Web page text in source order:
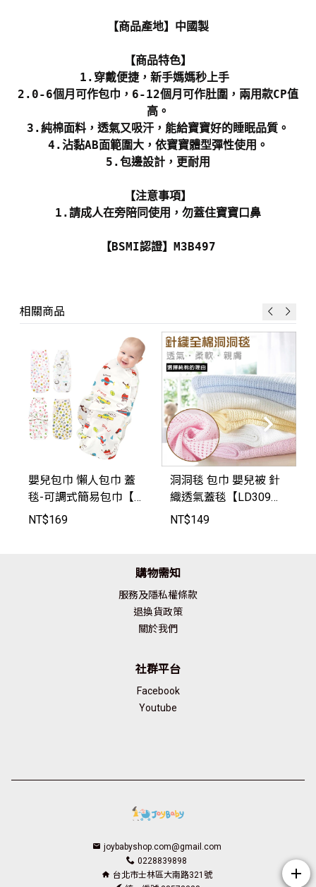
【商品產地】中國製
【商品特色】
1.穿戴便捷，新手媽媽秒上手
2.0-6個月可作包巾，6-12個月可作肚圍，兩用款CP值
高。
3.純棉面料，透氣又吸汗，能給寶寶好的睡眠品質。
4.沾黏AB面範圍大，依寶寶體型彈性使用。
5.包邊設計，更耐用
【注意事項】
1.請成人在旁陪同使用，勿蓋住寶寶口鼻
【BSMI認證】M3B497
嬰兒包巾 懶人包巾 蓋
毯-可調式簡易包巾【L
D1688】JoyBaby
NT$169
洞洞毯 包巾 嬰兒被 針
織透氣蓋毯【LD309
5】JoyBaby
NT$149
相關商品
購物需知
服務及隱私權條款
退換貨政策
關於我們
社群平台
Facebook
Youtube
joybabyshop.com@gmail.com
0228839898
台北市士林區大南路321號
add